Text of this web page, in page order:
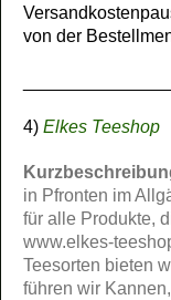
von der
4) Elkes Teeshop
in Pfronten im
für alle Produkte,
www.elkes-
Teesorten bieten
führen wir